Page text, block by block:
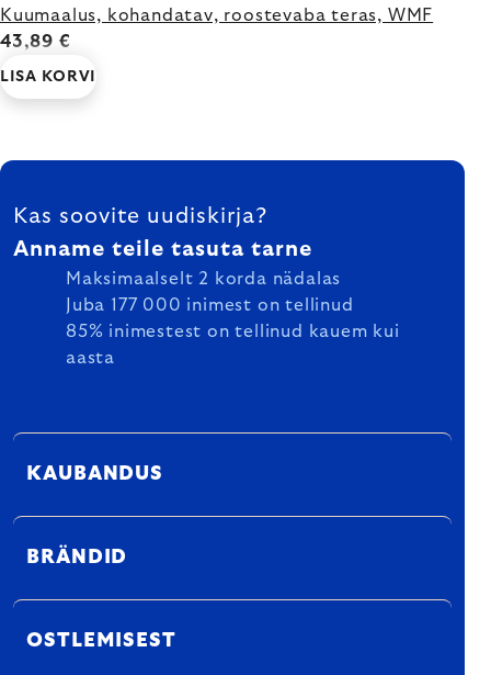
Kuumaalus, kohandatav, roostevaba teras, WMF
43,89 €
LISA KORVI
FOOTER
Kas soovite uudiskirja?
Anname teile tasuta tarne
Maksimaalselt 2 korda nädalas
Juba 177 000 inimest on tellinud
85% inimestest on tellinud kauem kui
aasta
KAUBANDUS
BRÄNDID
OSTLEMISEST